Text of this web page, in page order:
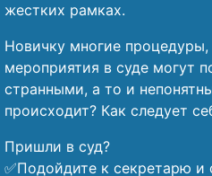
жестких рамках.
Новичку многие
мероприятия в суде могут
странными, а то и
происходит? Как следует
Пришли в суд?
✅Подойдите к секретарю и